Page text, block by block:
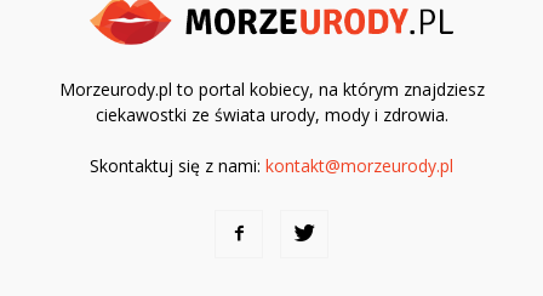
Morzeurody.pl to portal kobiecy, na którym znajdziesz
ciekawostki ze świata urody, mody i zdrowia.
Skontaktuj się z nami: kontakt@morzeurody.pl